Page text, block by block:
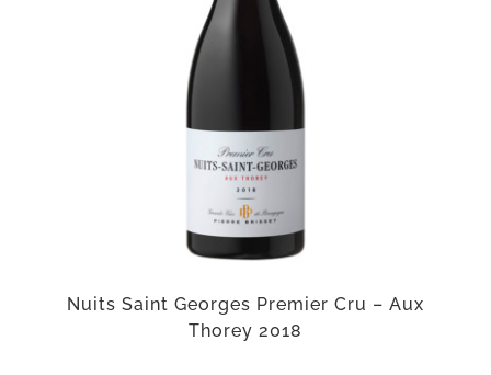
Nuits Saint Georges Premier Cru – Aux
Thorey 2018